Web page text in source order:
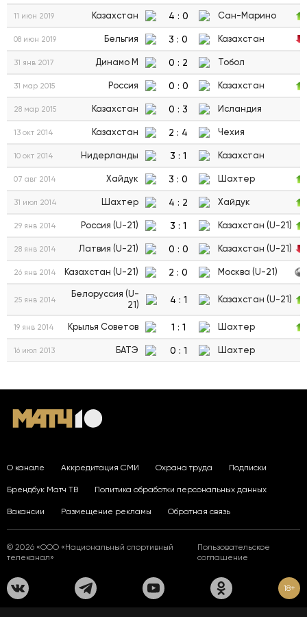
11 июн 2019 Казахстан 4 : 0 Сан-Марино
08 июн 2019 Бельгия 3 : 0 Казахстан
31 янв 2017 Динамо М 0 : 2 Тобол
31 мар 2015 Россия 0 : 0 Казахстан
28 мар 2015 Казахстан 0 : 3 Исландия
13 окт 2014 Казахстан 2 : 4 Чехия
10 окт 2014 Нидерланды 3 : 1 Казахстан
07 авг 2014 Хайдук 3 : 0 Шахтер
31 июл 2014 Шахтер 4 : 2 Хайдук
29 янв 2014 Россия (U-21) 3 : 1 Казахстан (U-21)
28 янв 2014 Латвия (U-21) 0 : 0 Казахстан (U-21)
26 янв 2014 Казахстан (U-21) 2 : 0 Москва (U-21)
25 янв 2014
Белоруссия (U-
21)
4 : 1 Казахстан (U-21)
19 янв 2014 Крылья Советов 1 : 1 Шахтер
16 июл 2013 БАТЭ 0 : 1 Шахтер
О канале Аккредитация СМИ Охрана труда Подписки
Брендбук Матч ТВ Политика обработки персональных данных
Вакансии Размещение рекламы Обратная связь
© 2026 «ООО «Национальный спортивный
телеканал»
Пользовательское
соглашение
18+